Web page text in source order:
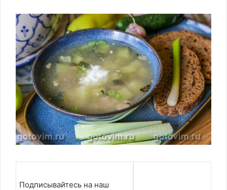
Подписывайтесь на наш